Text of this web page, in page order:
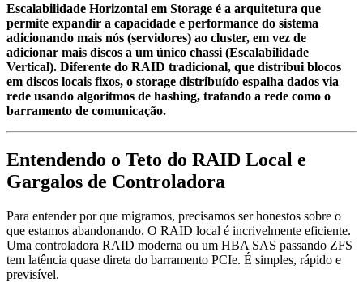
Escalabilidade Horizontal em Storage é a arquitetura que
permite expandir a capacidade e performance do sistema
adicionando mais nós (servidores) ao cluster, em vez de
adicionar mais discos a um único chassi (Escalabilidade
Vertical). Diferente do RAID tradicional, que distribui blocos
em discos locais fixos, o storage distribuído espalha dados via
rede usando algoritmos de hashing, tratando a rede como o
barramento de comunicação.
Entendendo o Teto do RAID Local e
Gargalos de Controladora
Para entender por que migramos, precisamos ser honestos sobre o
que estamos abandonando. O RAID local é incrivelmente eficiente.
Uma controladora RAID moderna ou um HBA SAS passando ZFS
tem latência quase direta do barramento PCIe. É simples, rápido e
previsível.